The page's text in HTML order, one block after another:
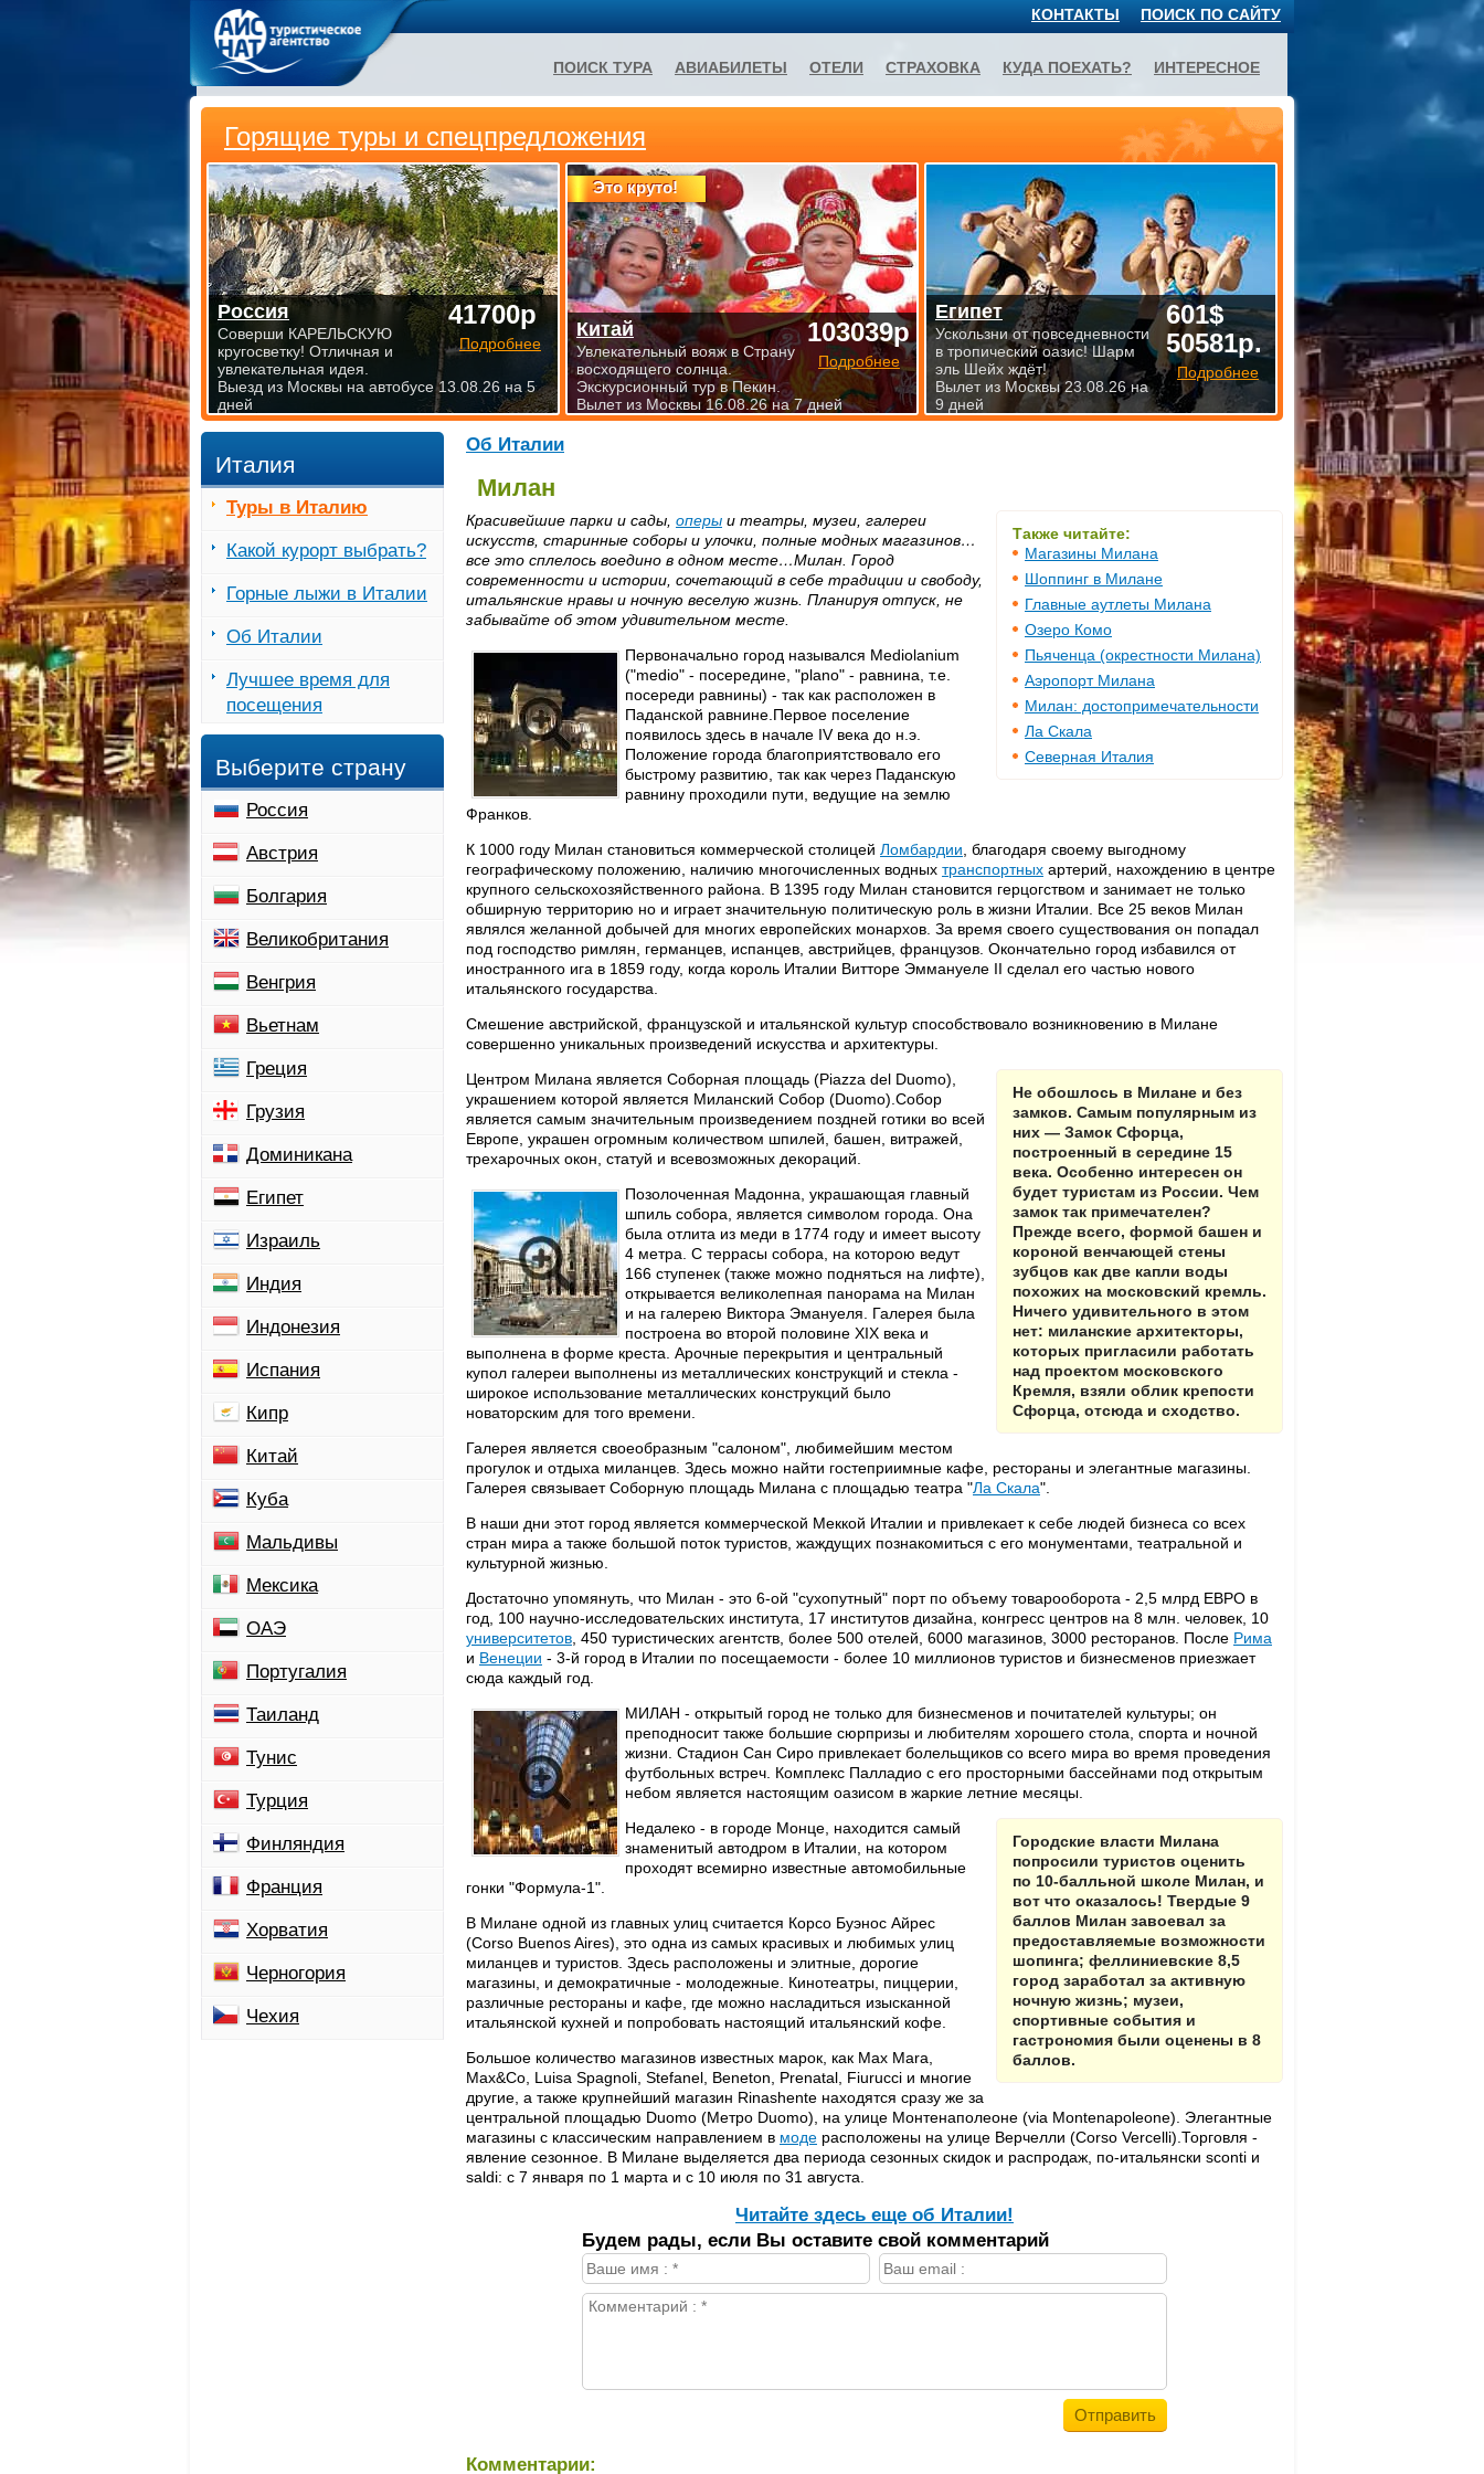
Об Италии
Милан
Также читайте:
Магазины Милана
Шоппинг в Милане
Главные аутлеты Милана
Озеро Комо
Пьяченца (окрестности Милана)
Аэропорт Милана
Милан: достопримечательности
Ла Скала
Северная Италия
Красивейшие парки и сады, оперы и театры, музеи, галереи
искусств, старинные соборы и улочки, полные модных магазинов…
все это сплелось воедино в одном месте…Милан. Город
современности и истории, сочетающий в себе традиции и свободу,
итальянские нравы и ночную веселую жизнь. Планируя отпуск, не
забывайте об этом удивительном месте.
Первоначально город назывался Mediolanium
("medio" - посередине, "plano" - равнина, т.е.
посереди равнины) - так как расположен в
Паданской равнине.Первое поселение
появилось здесь в начале IV века до н.э.
Положение города благоприятствовало его
быстрому развитию, так как через Паданскую
равнину проходили пути, ведущие на землю
Франков.
К 1000 году Милан становиться коммерческой столицей Ломбардии , благодаря своему выгодному
географическому положению, наличию многочисленных водных транспортных артерий, нахождению в центре
крупного сельскохозяйственного района. В 1395 году Милан становится герцогством и занимает не только
обширную территорию но и играет значительную политическую роль в жизни Италии. Все 25 веков Милан
являлся желанной добычей для многих европейских монархов. За время своего существования он попадал
под господство римлян, германцев, испанцев, австрийцев, французов. Окончательно город избавился от
иностранного ига в 1859 году, когда король Италии Витторе Эммануеле II сделал его частью нового
итальянского государства.
Смешение австрийской, французской и итальянской культур способствовало возникновению в Милане
совершенно уникальных произведений искусства и архитектуры.
Не обошлось в Милане и без
замков. Самым популярным из
них — Замок Сфорца,
построенный в середине 15
века. Особенно интересен он
будет туристам из России. Чем
замок так примечателен?
Прежде всего, формой башен и
короной венчающей стены
зубцов как две капли воды
похожих на московский кремль.
Ничего удивительного в этом
нет: миланские архитекторы,
которых пригласили работать
над проектом московского
Кремля, взяли облик крепости
Сфорца, отсюда и сходство.
Центром Милана является Соборная площадь (Piazza del Duomo),
украшением которой является Миланский Собор (Duomo).Собор
является самым значительным произведением поздней готики во всей
Европе, украшен огромным количеством шпилей, башен, витражей,
трехарочных окон, статуй и всевозможных декораций.
Позолоченная Мадонна, украшающая главный
шпиль собора, является символом города. Она
была отлита из меди в 1774 году и имеет высоту
4 метра. С террасы собора, на которою ведут
166 ступенек (также можно подняться на лифте),
открывается великолепная панорама на Милан
и на галерею Виктора Эмануеля. Галерея была
построена во второй половине ХIХ века и
выполнена в форме креста. Арочные перекрытия и центральный
купол галереи выполнены из металлических конструкций и стекла -
широкое использование металлических конструкций было
новаторским для того времени.
Галерея является своеобразным "салоном", любимейшим местом
прогулок и отдыха миланцев. Здесь можно найти гостеприимные кафе, рестораны и элегантные магазины.
Галерея связывает Соборную площадь Милана с площадью театра "Ла Скала".
B наши дни этот город является коммерческой Меккой Италии и привлекает к себе людей бизнеса со всех
стран мира а также большой поток туристов, жаждущих познакомиться с его монументами, театральной и
культурной жизнью.
Достаточно упомянуть, что Милан - это 6-ой "сухопутный" порт по объему товарооборота - 2,5 млрд ЕВРО в
год, 100 научно-исследовательских института, 17 институтов дизайна, конгресс центров на 8 млн. человек, 10
университетов , 450 туристических агентств, более 500 отелей, 6000 магазинов, 3000 ресторанов. После Рима
и Венеции - 3-й город в Италии по посещаемости - более 10 миллионов туристов и бизнесменов приезжает
сюда каждый год.
МИЛАН - открытый город не только для бизнесменов и почитателей культуры; он
преподносит также большие сюрпризы и любителям хорошего стола, спорта и ночной
жизни. Стадион Сан Сиро привлекает болельщиков со всего мира во время проведения
футбольных встреч. Комплекс Палладио с его просторными бассейнами под открытым
небом является настоящим оазисом в жаркие летние месяцы.
Городские власти Милана
попросили туристов оценить
по 10-балльной школе Милан, и
вот что оказалось! Твердые 9
баллов Милан завоевал за
предоставляемые возможности
шопинга; феллиниевские 8,5
город заработал за активную
ночную жизнь; музеи,
спортивные события и
гастрономия были оценены в 8
баллов.
Недалеко - в городе Монце, находится самый
знаменитый автодром в Италии, на котором
проходят всемирно известные автомобильные
гонки "Формула-1".
В Милане одной из главных улиц считается Корсо Буэнос Айрес
(Corso Buenos Aires), это одна из самых красивых и любимых улиц
миланцев и туристов. Здесь расположены и элитные, дорогие
магазины, и демократичные - молодежные. Кинотеатры, пиццерии,
различные рестораны и кафе, где можно насладиться изысканной
итальянской кухней и попробовать настоящий итальянский кофе.
Большое количество магазинов известных марок, как Max Mara,
Max&Co, Luisa Spagnoli, Stefanel, Beneton, Prenatal, Fiurucci и многие
другие, а также крупнейший магазин Rinashente находятся сразу же за
центральной площадью Duomo (Метро Duomo), на улице Монтенаполеоне (via Montenapoleone). Элегантные
магазины с классическим направлением в моде расположены на улице Верчелли (Corso Vercelli).Торговля -
явление сезонное. В Милане выделяется два периода сезонных скидок и распродаж, по-итальянски sconti и
saldi: с 7 января по 1 марта и с 10 июля по 31 августа.
Читайте здесь еще об Италии!
Будем рады, если Вы оставите свой комментарий
Комментарии:
Италия
Туры в Италию
Какой курорт выбрать?
Горные лыжи в Италии
Об Италии
Лучшее время для
посещения
Выберите страну
Россия
Австрия
Болгария
Великобритания
Венгрия
Вьетнам
Греция
Грузия
Доминикана
Египет
Израиль
Индия
Индонезия
Испания
Кипр
Китай
Куба
Мальдивы
Мексика
ОАЭ
Португалия
Таиланд
Тунис
Турция
Финляндия
Франция
Хорватия
Черногория
Чехия
Горящие туры и спецпредложения
41700р
Подробнее
Россия
Соверши КАРЕЛЬСКУЮ
кругосветку! Отличная и
увлекательная идея.
Выезд из Москвы на автобусе 13.08.26 на 5
дней
Это круто!
103039р
Подробнее
Китай
Увлекательный вояж в Страну
восходящего солнца.
Экскурсионный тур в Пекин.
Вылет из Москвы 16.08.26 на 7 дней
601$
50581р.
Подробнее
Египет
Ускользни от повседневности
в тропический оазис! Шарм
эль Шейх ждёт!
Вылет из Москвы 23.08.26 на
9 дней
ПОИСК ПО САЙТУ
КОНТАКТЫ
ПОИСК ТУРА АВИАБИЛЕТЫ ОТЕЛИ СТРАХОВКА КУДА ПОЕХАТЬ? ИНТЕРЕСНОЕ